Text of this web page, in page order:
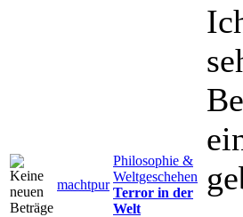
machtpur
Philosophie &
Weltgeschehen
Terror in der
Welt